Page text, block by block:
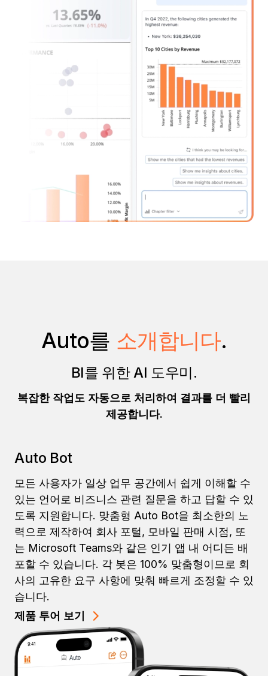
Auto를 소개합니다.
BI를 위한 AI 도우미.
복잡한 작업도 자동으로 처리하여 결과를 더 빨리
제공합니다.
Auto Bot
모든 사용자가 일상 업무 공간에서 쉽게 이해할 수
있는 언어로 비즈니스 관련 질문을 하고 답할 수 있
도록 지원합니다. 맞춤형 Auto Bot을 최소한의 노
력으로 제작하여 회사 포털, 모바일 판매 시점, 또
는 Microsoft Teams와 같은 인기 앱 내 어디든 배
포할 수 있습니다. 각 봇은 100% 맞춤형이므로 회
사의 고유한 요구 사항에 맞춰 빠르게 조정할 수 있
습니다.
제품 투어 보기